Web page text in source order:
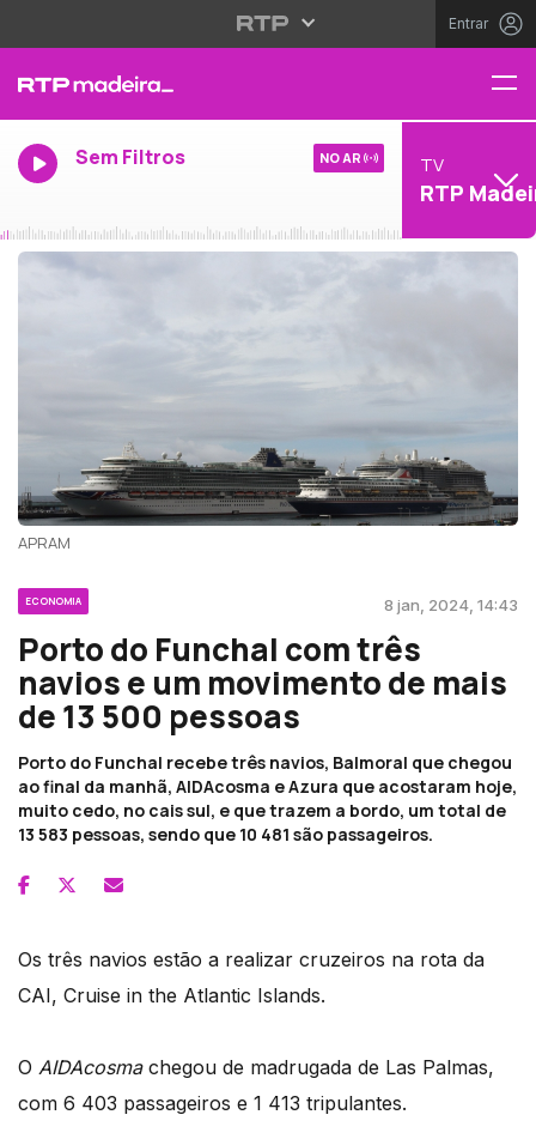
Entrar
Sem Filtros NO AR TV
RTP
APRAM
ECONOMIA 8 jan, 2024, 14:43
Porto do Funchal com três
navios e um movimento de mais
de 13 500 pessoas
Porto do Funchal recebe três navios, Balmoral que chegou
ao final da manhã, AIDAcosma e Azura que acostaram hoje,
muito cedo, no cais sul, e que trazem a bordo, um total de
13 583 pessoas, sendo que 10 481 são passageiros.
Os três navios estão a realizar cruzeiros na rota da
CAI, Cruise in the Atlantic Islands.
O AIDAcosmachegou de madrugada de Las Palmas,
com 6 403 passageiros e 1 413 tripulantes.